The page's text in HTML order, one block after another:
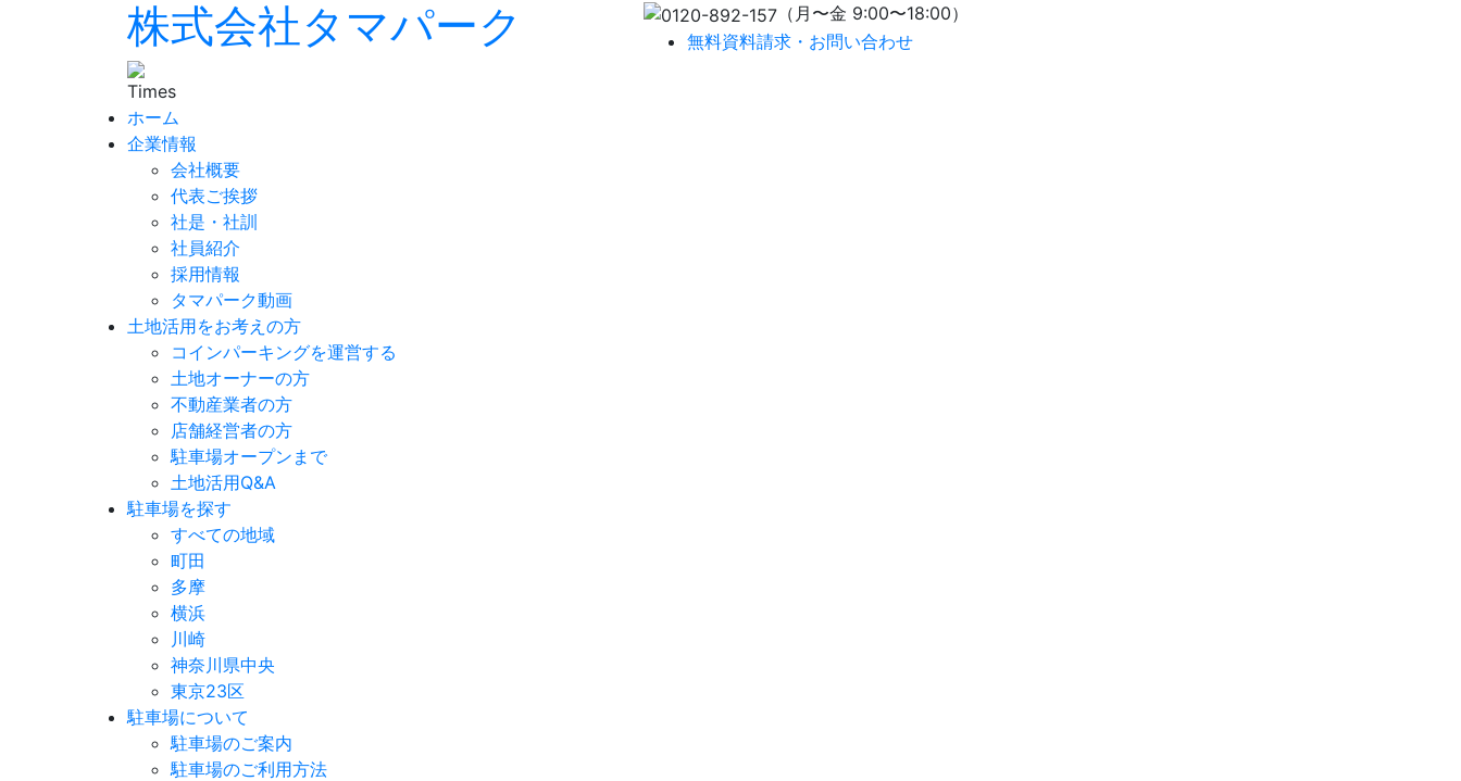
株式会社タマパーク
（月〜金 9:00〜18:00）
無料資料請求・お問い合わせ
ホーム
企業情報
会社概要
代表ご挨拶
社是・社訓
社員紹介
採用情報
タマパーク動画
土地活用をお考えの方
コインパーキングを運営する
土地オーナーの方
不動産業者の方
店舗経営者の方
駐車場オープンまで
土地活用Q&A
駐車場を探す
すべての地域
町田
多摩
横浜
川崎
神奈川県中央
東京23区
駐車場について
駐車場のご案内
駐車場のご利用方法